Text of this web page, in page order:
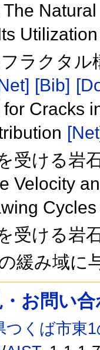
ラクタ
[Bib]
Cracks
受ける岩
Velocity
受ける岩
緩み域に
・お問い
つくば市東